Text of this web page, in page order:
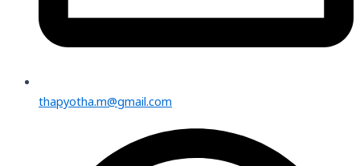
thapyotha.m@gmail.com